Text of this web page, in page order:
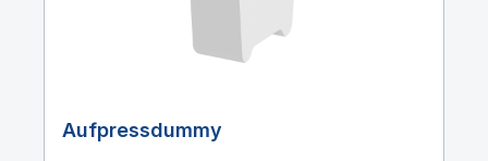
Aufpressdummy